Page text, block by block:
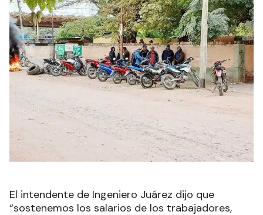
El intendente de Ingeniero Juárez dijo que
“sostenemos los salarios de los trabajadores,